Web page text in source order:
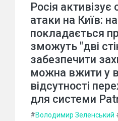
Росія активізує
атаки на Київ:
покладається
зможуть "дві
забезпечити
можна вжити у
відсутності
для системи
#Володимир Зеленський